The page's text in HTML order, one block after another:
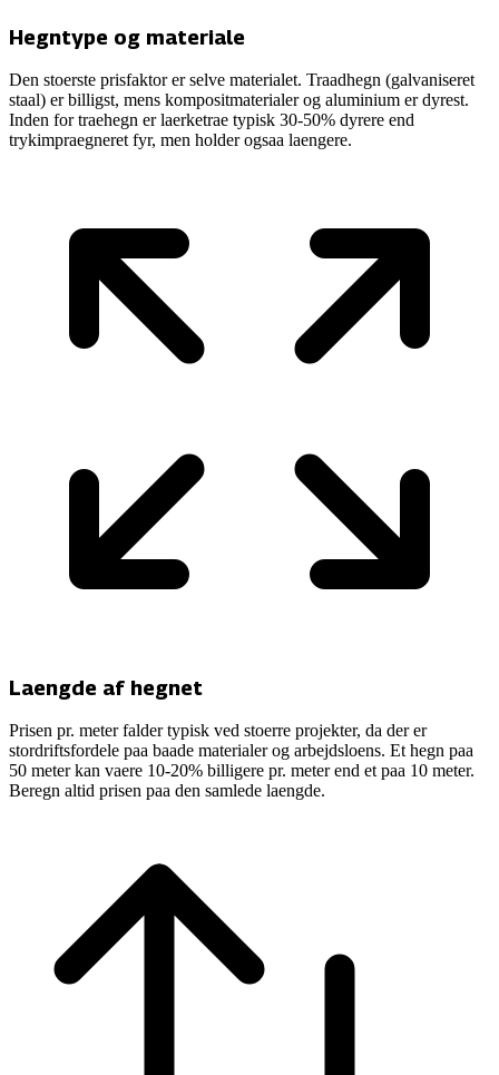
Hegntype og materiale
Den stoerste prisfaktor er selve materialet. Traadhegn (galvaniseret
staal) er billigst, mens kompositmaterialer og aluminium er dyrest.
Inden for traehegn er laerketrae typisk 30-50% dyrere end
trykimpraegneret fyr, men holder ogsaa laengere.
Laengde af hegnet
Prisen pr. meter falder typisk ved stoerre projekter, da der er
stordriftsfordele paa baade materialer og arbejdsloens. Et hegn paa
50 meter kan vaere 10-20% billigere pr. meter end et paa 10 meter.
Beregn altid prisen paa den samlede laengde.